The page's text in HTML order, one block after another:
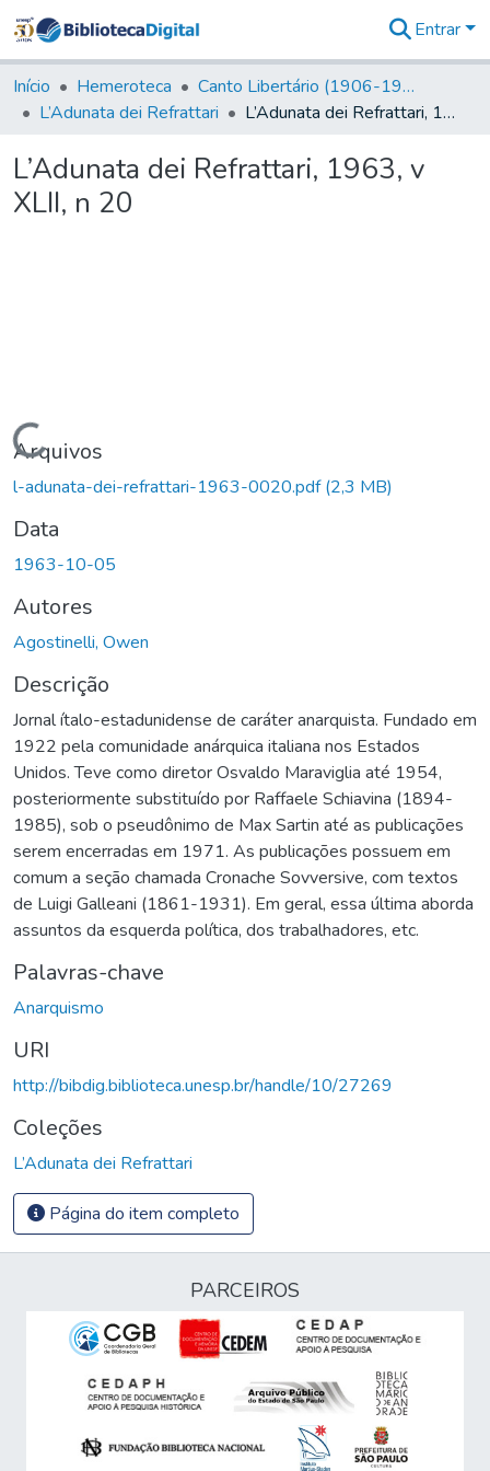
&
Coleções
Tudo na
Digital
Entrar
Início Hemeroteca
Canto Libertário (1906-1995)
L’Adunata dei Refrattari
L’Adunata dei Refrattari, 1963, v XLII, n 20
L’Adunata dei Refrattari, 1963, v
XLII, n 20
Carregando...
Arquivos
l-adunata-dei-refrattari-1963-0020.pdf(2,3 MB)
Data
1963-10-05
Autores
Agostinelli, Owen
Descrição
Jornal ítalo-estadunidense de caráter anarquista. Fundado em
1922 pela comunidade anárquica italiana nos Estados
Unidos. Teve como diretor Osvaldo Maraviglia até 1954,
posteriormente substituído por Raffaele Schiavina (1894-
1985), sob o pseudônimo de Max Sartin até as publicações
serem encerradas em 1971. As publicações possuem em
comum a seção chamada Cronache Sovversive, com textos
de Luigi Galleani (1861-1931). Em geral, essa última aborda
assuntos da esquerda política, dos trabalhadores, etc.
Palavras-chave
Anarquismo
URI
http://bibdig.biblioteca.unesp.br/handle/10/27269
Coleções
L’Adunata dei Refrattari
Página do item completo
PARCEIROS